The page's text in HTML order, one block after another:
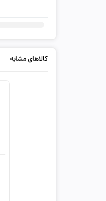
کالاهای مشابه